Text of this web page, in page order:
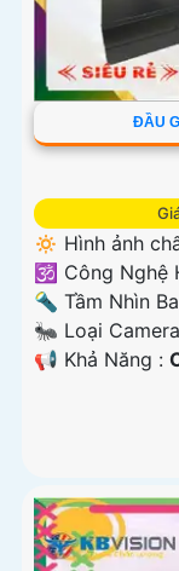
ĐẦU
🔅 Hình ảnh
🕉️ Công Nghệ
🔦 Tầm Nhìn
🐜 Loại
️📢 Khả Năng :